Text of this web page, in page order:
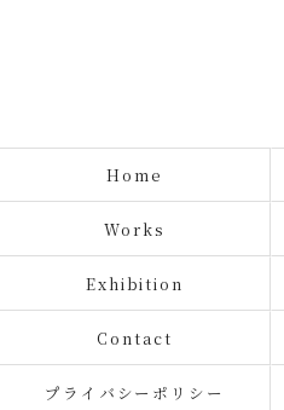
Home
Works
Exhibition
Contact
プライバシーポリシー